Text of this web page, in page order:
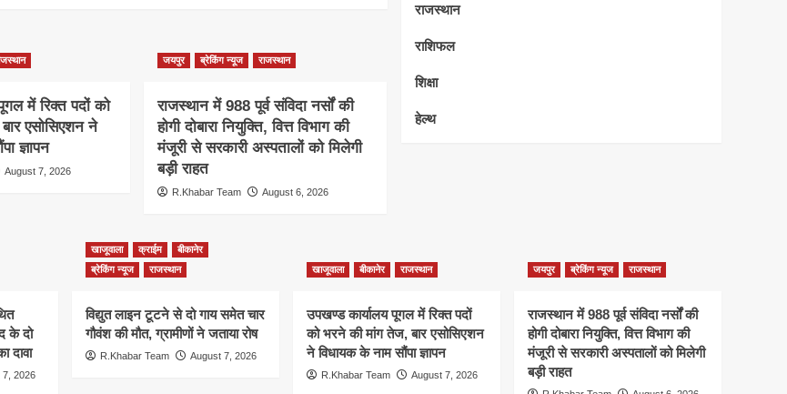
में रिक्त पदों को
एसोसिएशन ने
ज्ञापन
August 7, 2026
जयपुर ब्रेकिंग न्यूज राजस्थान
राजस्थान में 988 पूर्व संविदा नर्सों की
होगी दोबारा नियुक्ति, वित्त विभाग की
मंजूरी से सरकारी अस्पतालों को मिलेगी
बड़ी राहत
R.Khabar Team August 6, 2026
राजस्थान
राशिफल
शिक्षा
हेल्थ
के दो
दावा
7, 2026
खाजूवाला क्राईम
बीकानेर
ब्रेकिंग न्यूज
राजस्थान
विद्युत लाइन टूटने से दो गाय समेत चार
गौवंश की मौत, ग्रामीणों ने जताया रोष
R.Khabar Team August 7, 2026
खाजूवाला बीकानेर राजस्थान
उपखण्ड कार्यालय पूगल में रिक्त पदों
को भरने की मांग तेज, बार एसोसिएशन
ने विधायक के नाम सौंपा ज्ञापन
R.Khabar Team August 7, 2026
जयपुर ब्रेकिंग न्यूज राजस्थान
राजस्थान में 988 पूर्व संविदा नर्सों की
होगी दोबारा नियुक्ति, वित्त विभाग की
मंजूरी से सरकारी अस्पतालों को मिलेगी
बड़ी राहत